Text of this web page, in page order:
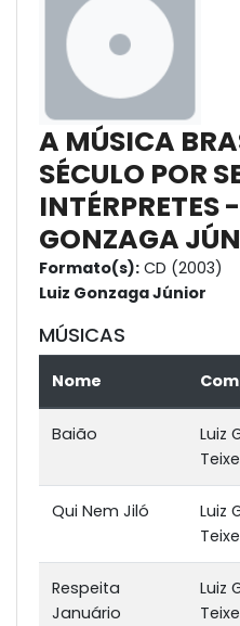
A MÚSICA
SÉCULO POR
INTÉRPRETES
GONZAGA
Formato(s): CD (2003)
Luiz Gonzaga Júnior
MÚSICAS
Nome
Baião
Luiz
Qui Nem Jiló
Luiz
Respeita
Januário
Luiz